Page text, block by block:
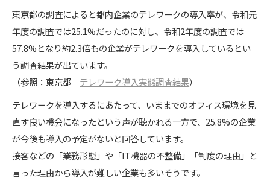
東京都の調査によると都内企業のテレワークの導入率が、令和元
年度の調査では25.1%だったのに対し、令和2年度の調査では
57.8%となり約2.3倍もの企業がテレワークを導入しているとい
う調査結果が出ています。
（参照：東京都 テレワーク導入実態調査結果）
テレワークを導入するにあたって、いままでのオフィス環境を見
直す良い機会になったという声が聴かれる一方で、25.8%の企業
が今後も導入の予定がないと回答しています。
接客などの「業務形態」や「IT機器の不整備」「制度の理由」と
言った理由から導入が難しい企業も多いそうです。